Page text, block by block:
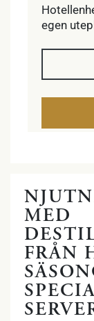
egen
hårtork.
MED
FRÅN